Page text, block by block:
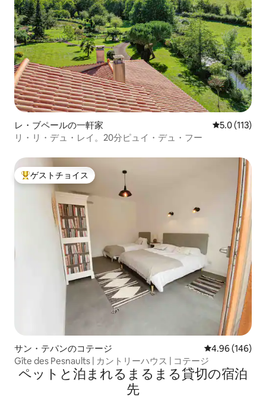
レ・ブペールの一軒家 レビュー113
5.0 (113)
リ・リ・デュ・レイ。20分ピュイ・デュ・フー
大好評のゲストチョイスです。
ゲストチョイス
サン・テパンのコテージ レビュー146
4.96 (146)
Gîte des Pesnaults | カントリーハウス | コテージ
ペットと泊まれるまるまる貸切の宿泊
先